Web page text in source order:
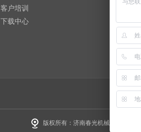
客户培训
下载中心
版权所有：济南春光机械设备有限公